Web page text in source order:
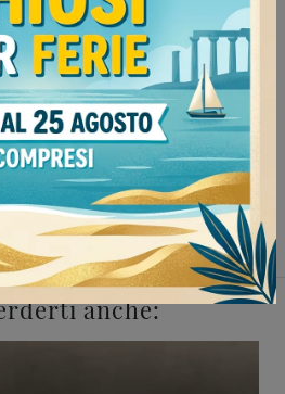
Mede
Stradella
Salotti Samoa Vigevano
Salotti Samoa Stradella
anche: